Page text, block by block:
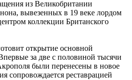
из Великобритании
вывезенных в 19 веке лордом
коллекции Британского
открытие основной
за две с половиной тысячи
были перенесены в новое
сопровождается реставрацией